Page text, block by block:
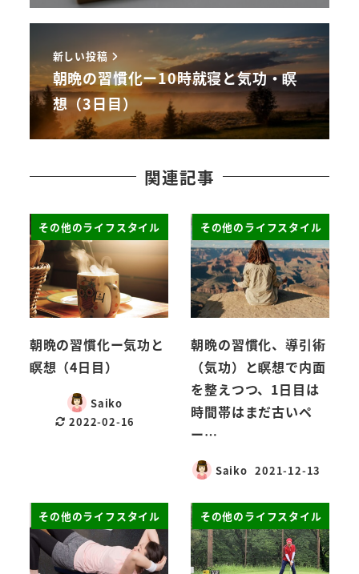
新しい投稿
朝晩の習慣化ー10時就寝と気功・瞑
想（3日目）
関連記事
その他のライフスタイル
朝晩の習慣化ー気功と
瞑想（4日目）
Saiko
2022-02-16
その他のライフスタイル
朝晩の習慣化、導引術
（気功）と瞑想で内面
を整えつつ、1日目は
時間帯はまだ古いペ
ー…
Saiko 2021-12-13
その他のライフスタイル その他のライフスタイル